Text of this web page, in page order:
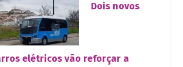
Dois novos
elétricos vão reforçar a